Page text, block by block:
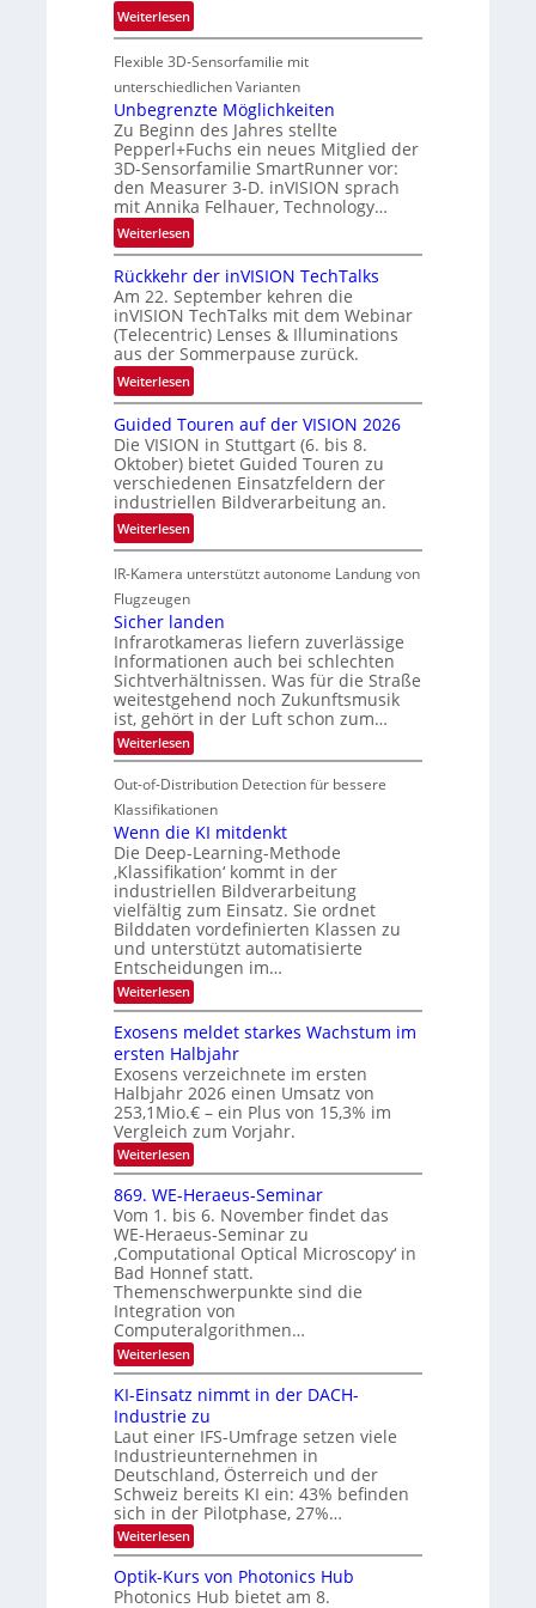
t
-
n
R
a
u
m
f
a
h
r
t
t
e
c
h
n
i
k
g
i
o
n
Weiterlesen:
P
a
r
t
n
e
r
s
c
h
t
z
w
i
s
c
h
e
n
4
K
M
e
m
s
u
n
d
M
a
n
t
i
S
p
e
c
t
r
a
Flexible 3D-Sensorfamilie mit
unterschiedlichen Varianten
Unbegrenzte Möglichkeiten
Zu Beginn des Jahres stellte
Pepperl+Fuchs ein neues Mitglied der
3D-Sensorfamilie SmartRunner vor:
den Measurer 3-D. inVISION sprach
mit Annika Felhauer, Technology…
Weiterlesen:
U
n
b
e
g
r
e
z
t
e
M
ö
g
l
i
c
h
k
e
i
t
e
n
Rückkehr der inVISION TechTalks
Am 22. September kehren die
inVISION TechTalks mit dem Webinar
(Telecentric) Lenses & Illuminations
aus der Sommerpause zurück.
Weiterlesen:
R
ü
c
k
k
e
h
d
e
r
i
n
V
I
S
I
O
N
T
e
c
h
T
a
l
k
s
Guided Touren auf der VISION 2026
Die VISION in Stuttgart (6. bis 8.
Oktober) bietet Guided Touren zu
verschiedenen Einsatzfeldern der
industriellen Bildverarbeitung an.
Weiterlesen:
G
u
i
d
e
d
T
o
u
r
e
u
f
d
e
r
V
I
S
I
O
N
2
0
2
6
IR-Kamera unterstützt autonome Landung von
Flugzeugen
Sicher landen
Infrarotkameras liefern zuverlässige
Informationen auch bei schlechten
Sichtverhältnissen. Was für die Straße
weitestgehend noch Zukunftsmusik
ist, gehört in der Luft schon zum…
Weiterlesen:
S
c
h
r
l
a
n
d
e
n
Out-of-Distribution Detection für bessere
Klassifikationen
Wenn die KI mitdenkt
Die Deep-Learning-Methode
‚Klassifikation‘ kommt in der
industriellen Bildverarbeitung
vielfältig zum Einsatz. Sie ordnet
Bilddaten vordefinierten Klassen zu
und unterstützt automatisierte
Entscheidungen im…
Weiterlesen:
W
n
n
d
i
e
K
I
m
i
t
e
n
k
t
Exosens meldet starkes Wachstum im
ersten Halbjahr
Exosens verzeichnete im ersten
Halbjahr 2026 einen Umsatz von
253,1Mio.€ – ein Plus von 15,3% im
Vergleich zum Vorjahr.
Weiterlesen:
E
x
o
s
e
n
s
m
e
l
d
e
t
s
t
a
r
k
e
s
W
a
c
h
s
t
869. WE-Heraeus-Seminar
Vom 1. bis 6. November findet das
WE-Heraeus-Seminar zu
‚Computational Optical Microscopy‘ in
Bad Honnef statt.
Themenschwerpunkte sind die
Integration von
Computeralgorithmen…
Weiterlesen:
8
9
.
W
E
-
H
e
r
a
e
u
s
-
KI-Einsatz nimmt in der DACH-
Industrie zu
Laut einer IFS-Umfrage setzen viele
Industrieunternehmen in
Deutschland, Österreich und der
Schweiz bereits KI ein: 43% befinden
sich in der Pilotphase, 27%…
Weiterlesen:
K
-
E
Optik-Kurs von Photonics Hub
Photonics Hub bietet am 8.